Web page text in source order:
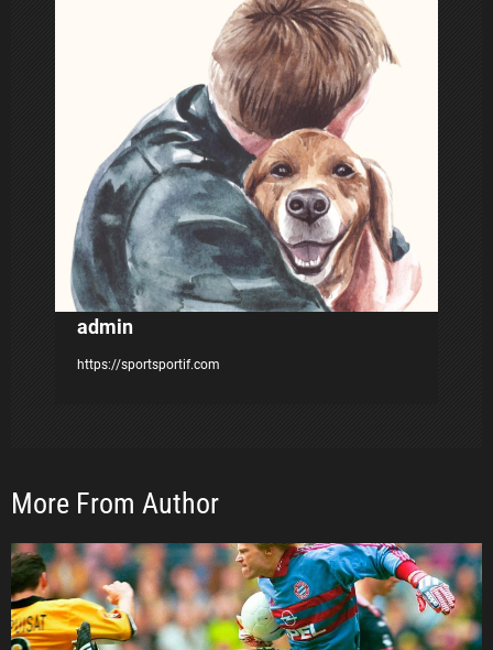
admin
https://sportsportif.com
More From Author